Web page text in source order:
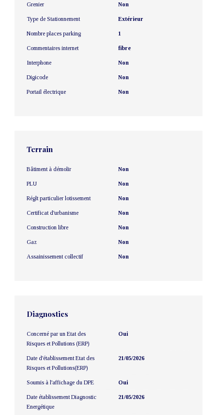
Grenier Non
Type de Stationnement Extérieur
Nombre places parking 1
Commentaires internet fibre
Interphone Non
Digicode Non
Portail électrique Non
Terrain
Bâtiment à démolir Non
PLU Non
Réglt particulier lotissement Non
Certificat d'urbanisme Non
Construction libre Non
Gaz Non
Assainissement collectif Non
Diagnostics
Concerné par un Etat des
Risques et Pollutions (ERP)
Oui
Date d'établissement Etat des
Risques et Pollutions(ERP)
21/05/2026
Soumis à l'affichage du DPE Oui
Date établissement Diagnostic
Energétique
21/05/2026